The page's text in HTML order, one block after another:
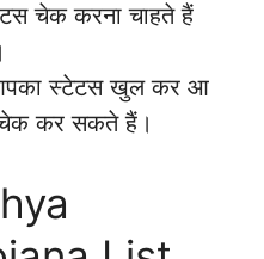
चेक करना चाहते हैं
स्टेटस खुल कर आ
कर सकते हैं।